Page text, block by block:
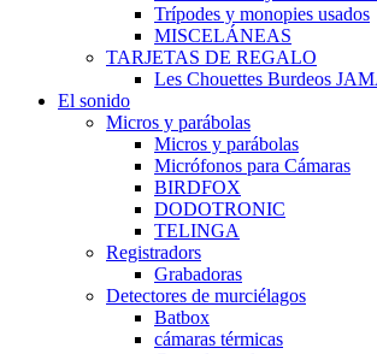
Trípodes y monopies usados
MISCELÁNEAS
TARJETAS DE REGALO
Les Chouettes Burdeos
El sonido
Micros y parábolas
Micros y parábolas
Micrófonos para Cámaras
BIRDFOX
DODOTRONIC
TELINGA
Registradors
Grabadoras
Detectores de murciélagos
Batbox
cámaras térmicas